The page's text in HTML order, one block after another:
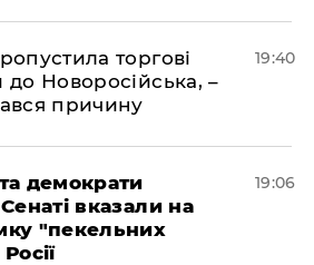
торгові
Новоросійська, –
причину
19:40
демократи
вказали на
"пекельних
19:06